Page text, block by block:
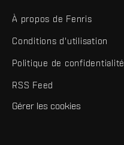
À propos de Fenris
Conditions d'utilisation
Politique de confidentialité
RSS Feed
Gérer les cookies